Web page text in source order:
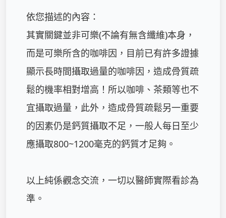
依您描述的內容：
其實關鍵並非可樂(不論有無含纖維)本身，
而是可樂所含的咖啡因，目前已有許多證據
顯示長時間攝取過量的咖啡因，造成骨質疏
鬆的機率相對增高！所以咖啡、茶類等也不
宜攝取過量，此外，造成骨質疏鬆另一重要
的因素仍是鈣質攝取不足，一般人每日至少
應攝取800~1200毫克的鈣質才足夠。
以上純係觀念交流，一切以醫師實際看診為
準。